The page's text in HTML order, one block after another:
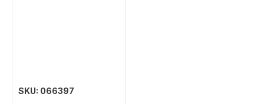
SKU: 066397